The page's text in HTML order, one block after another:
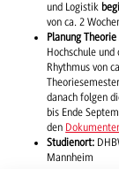
und Logistik
von ca. 2
Planung Theorie
Hochschule
Rhythmus von
danach folgen
bis Ende
den
Studienort:
Mannheim